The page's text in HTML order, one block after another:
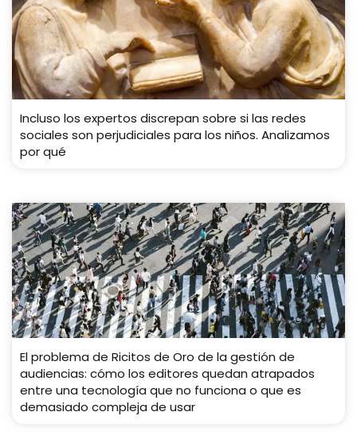
Incluso los expertos discrepan sobre si las redes
sociales son perjudiciales para los niños. Analizamos
por qué
El problema de Ricitos de Oro de la gestión de
audiencias: cómo los editores quedan atrapados
entre una tecnología que no funciona o que es
demasiado compleja de usar